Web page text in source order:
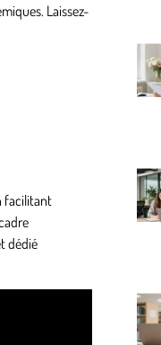
Laissez-
facilitant
dédié